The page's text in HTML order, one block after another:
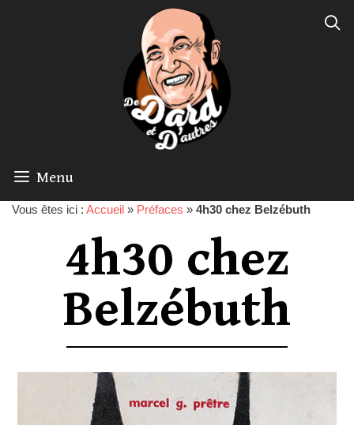
Menu
Vous êtes ici : Accueil » Préfaces » 4h30 chez Belzébuth
4h30 chez
Belzébuth